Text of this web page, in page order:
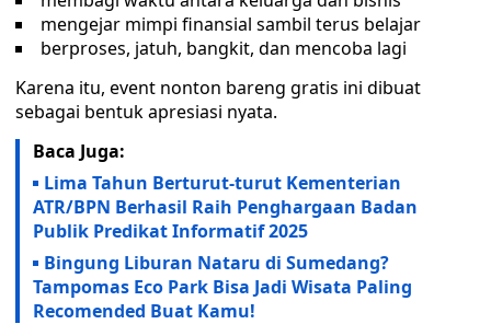
mengejar mimpi finansial sambil terus belajar
berproses, jatuh, bangkit, dan mencoba lagi
Karena itu, event nonton bareng gratis ini dibuat
sebagai bentuk apresiasi nyata.
Baca Juga:
Lima Tahun Berturut-turut Kementerian
ATR/BPN Berhasil Raih Penghargaan Badan
Publik Predikat Informatif 2025
Bingung Liburan Nataru di Sumedang?
Tampomas Eco Park Bisa Jadi Wisata Paling
Recomended Buat Kamu!